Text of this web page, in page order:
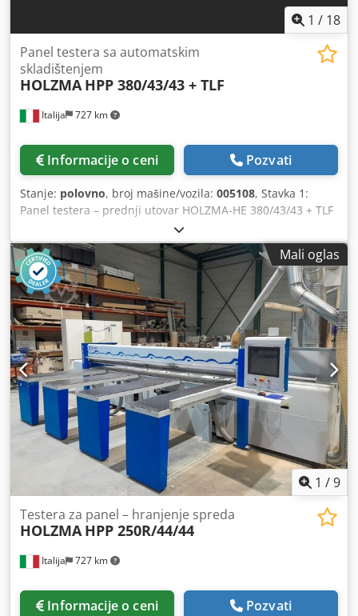
1 / 18
Italija 727 km
Panel testera sa automatskim
skladištenjem
HOLZMA HPP 380/43/43 + TLF
Informacije o ceni Pozvati
Stanje: polovno, broj mašine/vozila: 005108, Stavka 1:
Panel testera – prednji utovar HOLZMA-HE 380/43/43 + TLF
Dedpfx Ajwuck Isbxeck stavka 2: Horizontalni ležaj
HOLZMA-HE 380/43/43 + TLF
Mali oglas
1 /9
Italija 727 km
Testera za panel – hranjenje spreda
HOLZMA HPP 250R/44/44
Informacije o ceni Pozvati